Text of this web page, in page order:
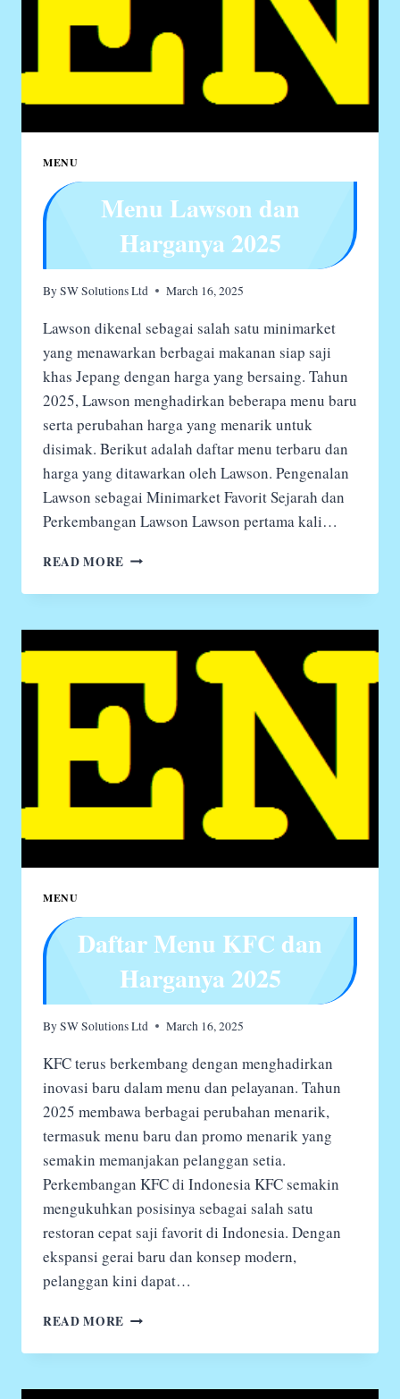
MENU
Menu Lawson dan
Harganya 2025
BySW Solutions Ltd March 16, 2025
Lawson dikenal sebagai salah satu minimarket
yang menawarkan berbagai makanan siap saji
khas Jepang dengan harga yang bersaing. Tahun
2025, Lawson menghadirkan beberapa menu baru
serta perubahan harga yang menarik untuk
disimak. Berikut adalah daftar menu terbaru dan
harga yang ditawarkan oleh Lawson. Pengenalan
Lawson sebagai Minimarket Favorit Sejarah dan
Perkembangan Lawson Lawson pertama kali…
READ MORE MENU
DAN
2025
MENU
Daftar Menu KFC dan
Harganya 2025
BySW Solutions Ltd March 16, 2025
KFC terus berkembang dengan menghadirkan
inovasi baru dalam menu dan pelayanan. Tahun
2025 membawa berbagai perubahan menarik,
termasuk menu baru dan promo menarik yang
semakin memanjakan pelanggan setia.
Perkembangan KFC di Indonesia KFC semakin
mengukuhkan posisinya sebagai salah satu
restoran cepat saji favorit di Indonesia. Dengan
ekspansi gerai baru dan konsep modern,
pelanggan kini dapat…
READ MORE DAFTAR
KFC
HARGANYA